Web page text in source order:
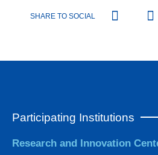
SHARE TO SOCIAL
Participating Institutions
Research and Innovation